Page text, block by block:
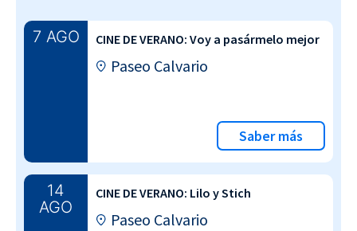
7 AGO CINE DE VERANO: Voy a pasármelo mejor
Paseo Calvario
Saber más
14
AGO
CINE DE VERANO: Lilo y Stich
Paseo Calvario